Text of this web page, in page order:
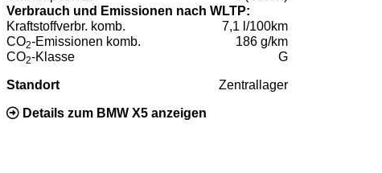
Verbrauch und Emissionen nach WLTP:
Kraftstoffverbr. komb.
7,1 l/100km
CO2-Emissionen komb.
186 g/km
CO2-Klasse G
Standort Zentrallager
Details zum BMW X5 anzeigen